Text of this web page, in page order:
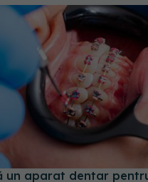
un aparat dentar